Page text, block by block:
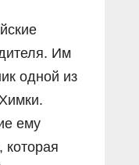
Им
одной из
ему
которая